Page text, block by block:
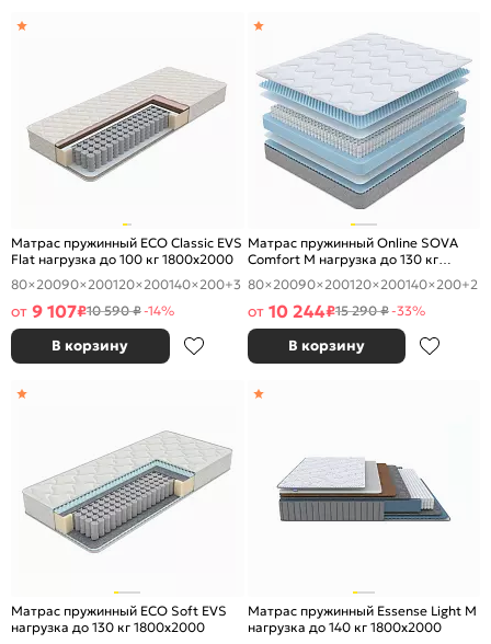
Матрас пружинный ECO Classic EVS
Flat нагрузка до 100 кг 1800x2000
80×20090×200120×200140×200+3
от 9 107₽10 590 ₽-14%
В корзину
Матрас пружинный Online SOVA
Comfort M нагрузка до 130 кг
1800x2000
80×20090×200120×200140×200+2
от 10 244₽15 290 ₽-33%
В корзину
Матрас пружинный ECO Soft EVS
нагрузка до 130 кг 1800x2000
Матрас пружинный Essense Light M
нагрузка до 140 кг 1800x2000